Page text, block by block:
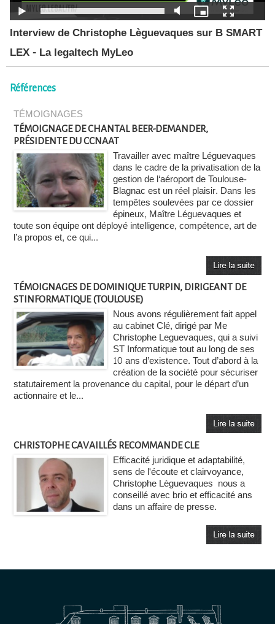
Interview de Christophe Lèguevaques sur B SMART
LEX - La legaltech MyLeo
Références
TÉMOIGNAGES
TÉMOIGNAGE DE CHANTAL BEER-DEMANDER,
PRÉSIDENTE DU CCNAAT
Travailler avec maître Léguevaques
dans le cadre de la privatisation de la
gestion de l‘aéroport de Toulouse-
Blagnac est un réel plaisir. Dans les
tempêtes soulevées par ce dossier
épineux, Maître Léguevaques et
toute son équipe ont déployé intelligence, compétence, art de
l’a propos et, ce qui...
TÉMOIGNAGES DE DOMINIQUE TURPIN, DIRIGEANT DE
STINFORMATIQUE (TOULOUSE)
Nous avons régulièrement fait appel
au cabinet Clé, dirigé par Me
Christophe Leguevaques, qui a suivi
ST Informatique tout au long de ses
10 ans d’existence. Tout d’abord à la
création de la société pour sécuriser
statutairement la provenance du capital, pour le départ d’un
actionnaire et le...
CHRISTOPHE CAVAILLÉS RECOMMANDE CLE
Efficacité juridique et adaptabilité,
sens de l'écoute et clairvoyance,
Christophe Lèguevaques nous a
conseillé avec brio et efficacité ans
dans un affaire de presse.